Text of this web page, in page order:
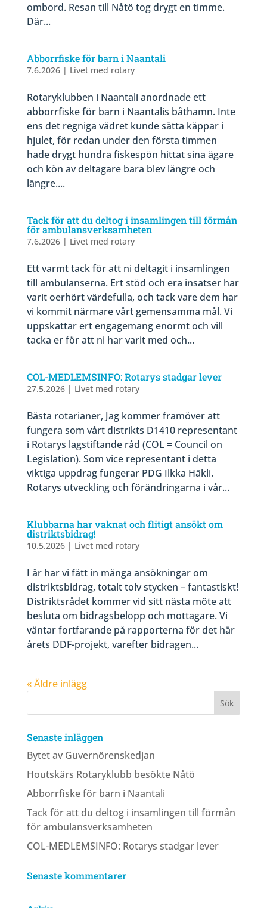
ombord. Resan till Nåtö tog drygt en timme.
Där...
Abborrfiske för barn i Naantali
7.6.2026| Livet med rotary
Rotaryklubben i Naantali anordnade ett
abborrfiske för barn i Naantalis båthamn. Inte
ens det regniga vädret kunde sätta käppar i
hjulet, för redan under den första timmen
hade drygt hundra fiskespön hittat sina ägare
och kön av deltagare bara blev längre och
längre....
Tack för att du deltog i insamlingen till förmån
för ambulansverksamheten
7.6.2026| Livet med rotary
Ett varmt tack för att ni deltagit i insamlingen
till ambulanserna. Ert stöd och era insatser har
varit oerhört värdefulla, och tack vare dem har
vi kommit närmare vårt gemensamma mål. Vi
uppskattar ert engagemang enormt och vill
tacka er för att ni har varit med och...
COL-MEDLEMSINFO: Rotarys stadgar lever
27.5.2026| Livet med rotary
Bästa rotarianer, Jag kommer framöver att
fungera som vårt distrikts D1410 representant
i Rotarys lagstiftande råd (COL = Council on
Legislation). Som vice representant i detta
viktiga uppdrag fungerar PDG Ilkka Häkli.
Rotarys utveckling och förändringarna i vår...
Klubbarna har vaknat och flitigt ansökt om
distriktsbidrag!
10.5.2026| Livet med rotary
I år har vi fått in många ansökningar om
distriktsbidrag, totalt tolv stycken – fantastiskt!
Distriktsrådet kommer vid sitt nästa möte att
besluta om bidragsbelopp och mottagare. Vi
väntar fortfarande på rapporterna för det här
årets DDF-projekt, varefter bidragen...
« Äldre inlägg
Senaste inläggen
Bytet av Guvernörenskedjan
Houtskärs Rotaryklubb besökte Nåtö
Abborrfiske för barn i Naantali
Tack för att du deltog i insamlingen till förmån
för ambulansverksamheten
COL-MEDLEMSINFO: Rotarys stadgar lever
Senaste kommentarer